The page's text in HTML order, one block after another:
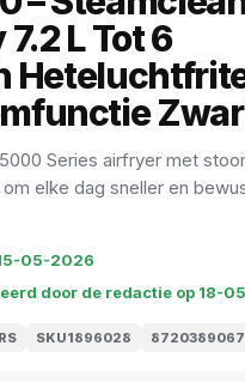
L Tot 6
Series airfryer met
elke dag sneller en
05-2026
door de redactie op 18-
SKU1896028